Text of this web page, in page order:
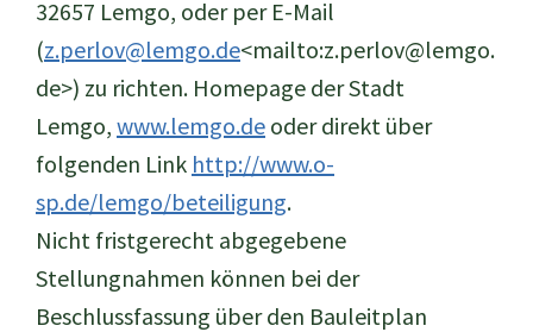
32657 Lemgo, oder per E-Mail
(z.perlov@lemgo.de<mailto:z.perlov@lemgo.
de>) zu richten. Homepage der Stadt
Lemgo, www.lemgo.de oder direkt über
folgenden Link http://www.o-
sp.de/lemgo/beteiligung.
Nicht fristgerecht abgegebene
Stellungnahmen können bei der
Beschlussfassung über den Bauleitplan